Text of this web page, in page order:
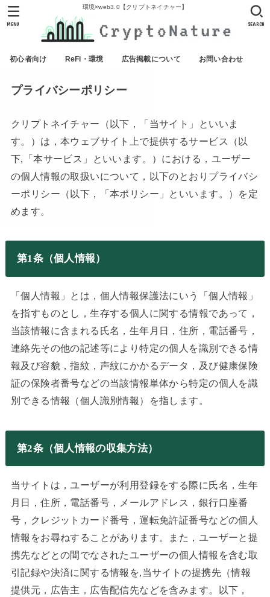
環境×web3.0【クリプトネイチャー】
初心者向け ReFi・環境 広告掲載について お問い合わせ
SEARCH
MENU
プライバシーポリシー
クリプトネイチャー（以下，「当サイト」といいま
す。）は，本ウェブサイト上で提供するサービス（以
下,「本サービス」といいます。）における，ユーザー
の個人情報の取扱いについて，以下のとおりプライバシ
ーポリシー（以下，「本ポリシー」といいます。）を定
めます。
第1条（個人情報）
「個人情報」とは，個人情報保護法にいう「個人情報」
を指すものとし，生存する個人に関する情報であって，
当該情報に含まれる氏名，生年月日，住所，電話番号，
連絡先その他の記述等により特定の個人を識別できる情
報及び容貌，指紋，声紋にかかるデータ，及び健康保険
証の保険者番号などの当該情報単体から特定の個人を識
別できる情報（個人識別情報）を指します。
第2条（個人情報の収集方法）
当サイトは，ユーザーが利用登録をする際に氏名，生年
月日，住所，電話番号，メールアドレス，銀行口座番
号，クレジットカード番号，運転免許証番号などの個人
情報をお尋ねすることがあります。また，ユーザーと提
携先などとの間でなされたユーザーの個人情報を含む取
引記録や決済に関する情報を,当サイトの提携先（情報
提供元，広告主，広告配信先などを含みます。以下，